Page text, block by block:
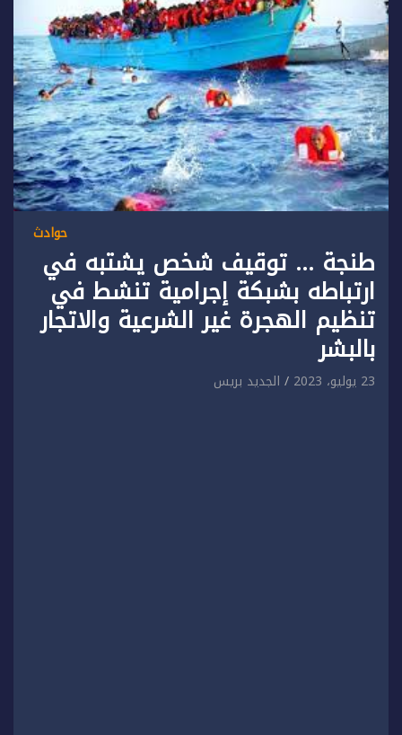
حوادث
طنجة … توقيف شخص يشتبه في
ارتباطه بشبكة إجرامية تنشط في
تنظيم الهجرة غير الشرعية والاتجار
بالبشر
23 يوليو، 2023 الجديد بريس